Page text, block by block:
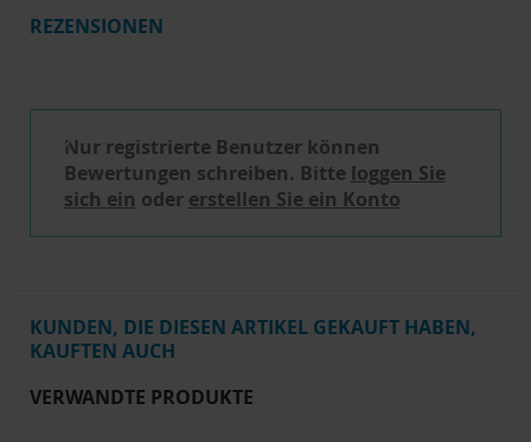
REZENSIONEN
Nur registrierte Benutzer können
Bewertungen schreiben. Bitte loggen Sie
sich ein oder erstellen Sie ein Konto
KUNDEN, DIE DIESEN ARTIKEL GEKAUFT HABEN,
KAUFTEN AUCH
VERWANDTE PRODUKTE